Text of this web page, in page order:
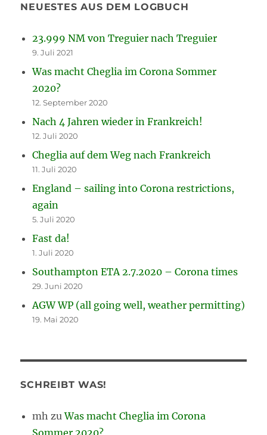
NEUESTES AUS DEM LOGBUCH
23.999 NM von Treguier nach Treguier
9. Juli 2021
Was macht Cheglia im Corona Sommer
2020?
12. September 2020
Nach 4 Jahren wieder in Frankreich!
12. Juli 2020
Cheglia auf dem Weg nach Frankreich
11. Juli 2020
England – sailing into Corona restrictions,
again
5. Juli 2020
Fast da!
1. Juli 2020
Southampton ETA 2.7.2020 – Corona times
29. Juni 2020
AGW WP (all going well, weather permitting)
19. Mai 2020
SCHREIBT WAS!
mh zuWas macht Cheglia im Corona
Sommer 2020?